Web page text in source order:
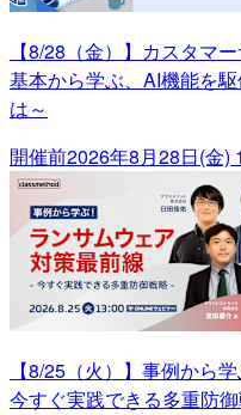
【8/28（金）】カスタマ
基本から学ぶ、AI機能を
は～
開催前2026年8月28日(金)
【8/25（火）】事例から
今すぐ実践できる多重防